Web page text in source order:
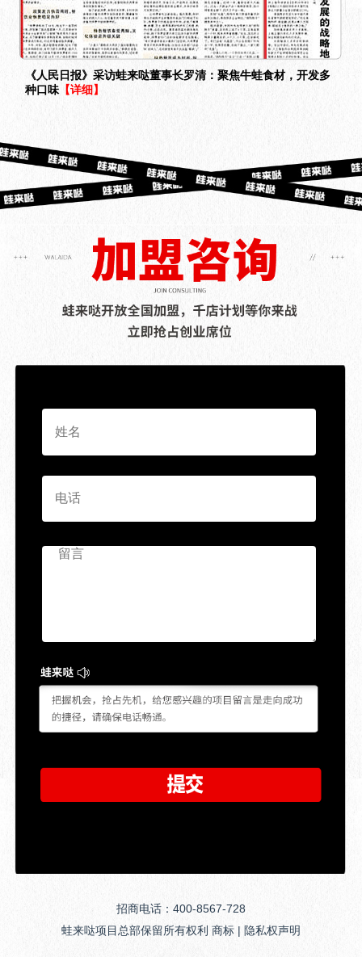
《人民日报》采访蛙来哒董事长罗清：聚焦牛蛙食材，开发多
种口味 【详细】
招商电话：400-8567-728
蛙来哒项目总部保留所有权利 商标 | 隐私权声明